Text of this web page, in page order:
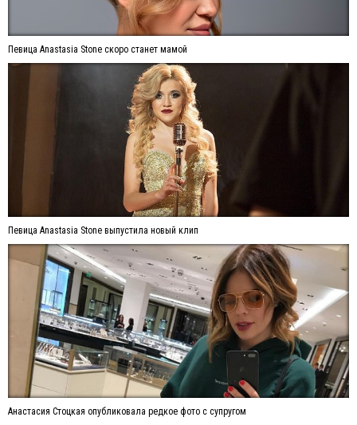
Певица Anastasia Stone скоро станет мамой
Певица Anastasia Stone выпустила новый клип
Анастасия Стоцкая опубликовала редкое фото с супругом